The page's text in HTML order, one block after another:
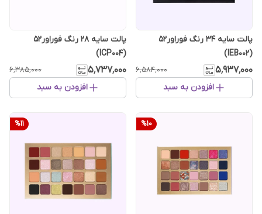
پالت سایه 34 رنگ فوراور52
(IEB002)
۵٬۹۳۷٬۰۰۰ ۶٬۵۸۴٬۰۰۰
افزودن به سبد
پالت سایه 28 رنگ فوراور52
(ICP004)
۵٬۷۳۷٬۰۰۰ ۶٬۳۸۵٬۰۰۰
افزودن به سبد
%10
%11